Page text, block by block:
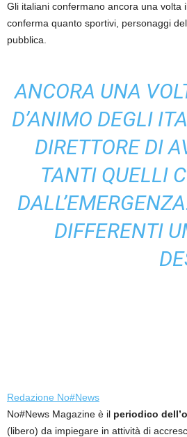
Gli italiani confermano ancora una
conferma quanto sportivi, personaggi
pubblica.
ANCORA UNA
D’ANIMO DEGLI
DIRETTORE DI
TANTI QUELLI
DIFFERENTI
Redazione No#News
No#News Magazine è il periodico
(libero) da impiegare in attività di